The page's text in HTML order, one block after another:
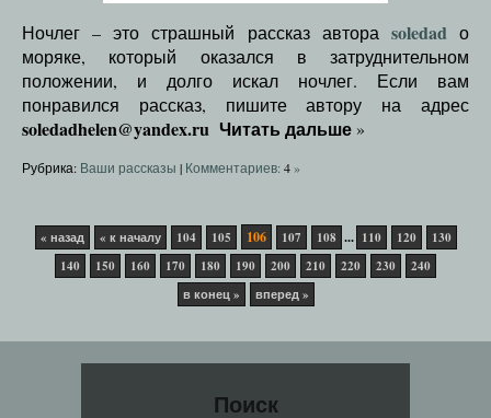
Ночлег – это страшный рассказ автора soledad о
моряке, который оказался в затруднительном
положении, и долго искал ночлег. Если вам
понравился рассказ, пишите автору на адрес
soledadhelen@yandex.ru Читать дальше »
Рубрика: Ваши рассказы | Комментариев: 4»
« назад « к началу 104 105 106 107 108 ... 110 120
130
140
150 160 170 180 190 200 210 220 230
240
в конец »
вперед »
Поиск